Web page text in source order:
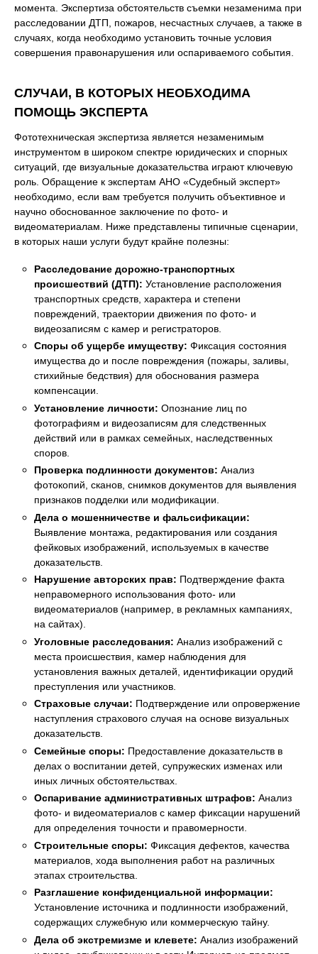
момента. Экспертиза обстоятельств съемки незаменима при
расследовании ДТП, пожаров, несчастных случаев, а также в
случаях, когда необходимо установить точные условия
совершения правонарушения или оспариваемого события.
СЛУЧАИ, В КОТОРЫХ НЕОБХОДИМА
ПОМОЩЬ ЭКСПЕРТА
Фототехническая экспертиза является незаменимым
инструментом в широком спектре юридических и спорных
ситуаций, где визуальные доказательства играют ключевую
роль. Обращение к экспертам АНО «Судебный эксперт»
необходимо, если вам требуется получить объективное и
научно обоснованное заключение по фото- и
видеоматериалам. Ниже представлены типичные сценарии,
в которых наши услуги будут крайне полезны:
Расследование дорожно-транспортных
происшествий (ДТП): Установление расположения
транспортных средств, характера и степени
повреждений, траектории движения по фото- и
видеозаписям с камер и регистраторов.
Споры об ущербе имуществу: Фиксация состояния
имущества до и после повреждения (пожары, заливы,
стихийные бедствия) для обоснования размера
компенсации.
Установление личности: Опознание лиц по
фотографиям и видеозаписям для следственных
действий или в рамках семейных, наследственных
споров.
Проверка подлинности документов: Анализ
фотокопий, сканов, снимков документов для выявления
признаков подделки или модификации.
Дела о мошенничестве и фальсификации:
Выявление монтажа, редактирования или создания
фейковых изображений, используемых в качестве
доказательств.
Нарушение авторских прав: Подтверждение факта
неправомерного использования фото- или
видеоматериалов (например, в рекламных кампаниях,
на сайтах).
Уголовные расследования: Анализ изображений с
места происшествия, камер наблюдения для
установления важных деталей, идентификации орудий
преступления или участников.
Страховые случаи: Подтверждение или опровержение
наступления страхового случая на основе визуальных
доказательств.
Семейные споры: Предоставление доказательств в
делах о воспитании детей, супружеских изменах или
иных личных обстоятельствах.
Оспаривание административных штрафов: Анализ
фото- и видеоматериалов с камер фиксации нарушений
для определения точности и правомерности.
Строительные споры: Фиксация дефектов, качества
материалов, хода выполнения работ на различных
этапах строительства.
Разглашение конфиденциальной информации:
Установление источника и подлинности изображений,
содержащих служебную или коммерческую тайну.
Дела об экстремизме и клевете: Анализ изображений